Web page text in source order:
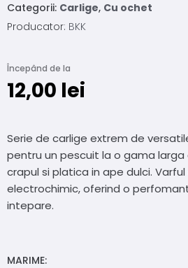
Categorii: Carlige, Cu ochet
Producator: BKK
Începând de la
12,00 lei
Serie de carlige extrem de
pentru un pescuit la o gama
crapul si platica in ape dulci.
electrochimic, oferind o
intepare.
MARIME: